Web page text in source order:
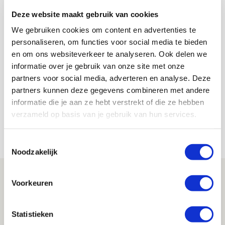
Deze website maakt gebruik van cookies
We gebruiken cookies om content en advertenties te
personaliseren, om functies voor social media te bieden
en om ons websiteverkeer te analyseren. Ook delen we
informatie over je gebruik van onze site met onze
partners voor social media, adverteren en analyse. Deze
partners kunnen deze gegevens combineren met andere
informatie die je aan ze hebt verstrekt of die ze hebben
verzameld op basis van je gebruik van hun services.
Noodzakelijk
Voorkeuren
Statistieken
Drie dingen die je moet
weten over AZ - Ajax
De Redactie
Bekijk alle berichten van De Redactie
Drie dingen die je moet weten over PEC
Zwolle - Ajax
NIEUWS